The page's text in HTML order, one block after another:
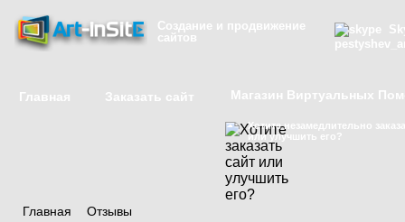
Создание и продвижение
сайтов
Главная Заказать сайт Магазин Виртуальных
Хотите незамедлительно
или улучшить его?
Главная Отзывы